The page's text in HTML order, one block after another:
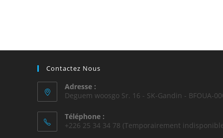
Contactez Nous
Adresse :
Deguem woosgo Sr. 16 - SK-Gandin - BFOUA-
Téléphone :
+226 25 34 34 78 (Temporairement